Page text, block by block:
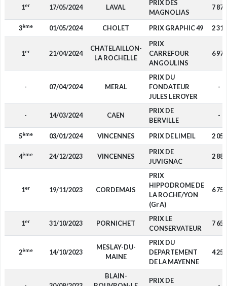
1er 17/05/2024 LAVAL
PRIX DES
MAGNOLIAS
7 875
3ème 01/05/2024 CHOLET PRIX GRAPHIC 49 2 310
1er 21/04/2024
CHATELAILLON-
LA ROCHELLE
PRIX
CARREFOUR
ANGOULINS
6 975
- 07/04/2024 MERAL
PRIX DU
FONDATEUR
JULES LEROYER
-
- 14/03/2024 CAEN
PRIX DE
BERVILLE
-
5ème 03/01/2024 VINCENNES PRIX DE LIMEIL 2 050
4ème 24/12/2023 VINCENNES
PRIX DE
JUVIGNAC
2 880
1er 19/11/2023 CORDEMAIS
PRIX
HIPPODROME DE
LA ROCHE/YON
(Gr A)
6 750
1er 31/10/2023 PORNICHET
PRIX LE
CONSERVATEUR
7 650
2ème 14/10/2023
MESLAY-DU-
MAINE
PRIX DU
DEPARTEMENT
DE LA MAYENNE
4 250
BLAIN-
PRIX DE